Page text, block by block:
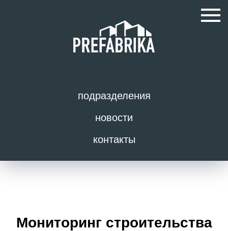
подразделения
новости
контакты
Мониторинг строительства